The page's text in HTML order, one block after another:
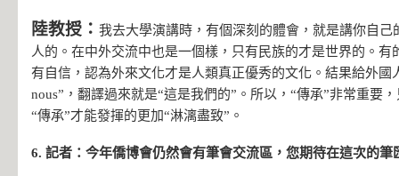
陸教授： 我去大學演講時，有個深刻的體會，就是講你自己
人的。在中外交流中也是一個樣，只有民族的才是世界的。有
有自信，認為外來文化才是人類真正優秀的文化。結果給外國
nous”，翻譯過來就是“這是我們的”。所以，“傳承”非常重要
“傳承”才能發揮的更加“淋漓盡致”。
6. 記者：今年僑博會仍然會有筆會交流區，您期待在這次的筆